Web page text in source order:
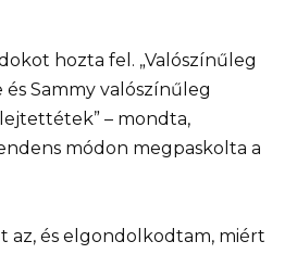
hozta fel. „Valószínűleg
és Sammy valószínűleg
– mondta,
módon megpaskolta a
az, és elgondolkodtam, miért